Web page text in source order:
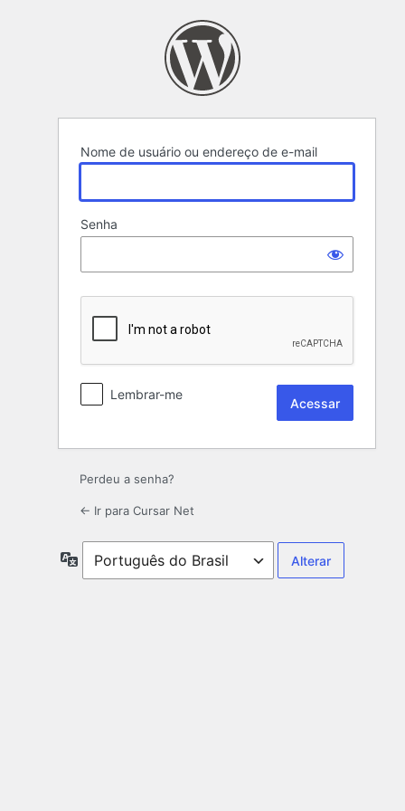
Nome de usuário ou endereço de e-mail
Senha
Lembrar-me
Perdeu a senha?
← Ir para Cursar Net
Idioma